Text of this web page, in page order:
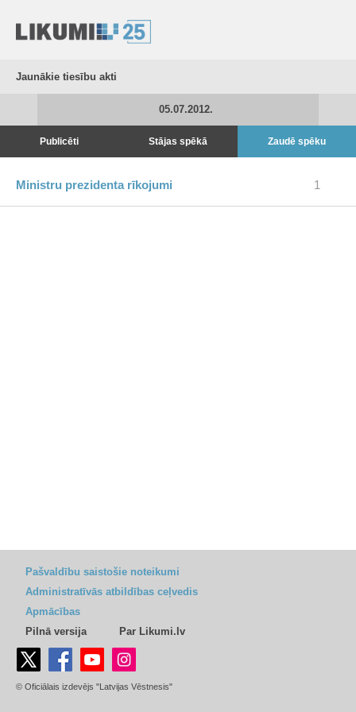
Jaunākie tiesību akti
05.07.2012.
Publicēti Stājas spēkā Zaudē spēku
Ministru prezidenta rīkojumi 1
Pašvaldību saistošie noteikumi
Administratīvās atbildības ceļvedis
Apmācības
Pilnā versija
Par Likumi.lv
© Oficiālais izdevējs "Latvijas Vēstnesis"